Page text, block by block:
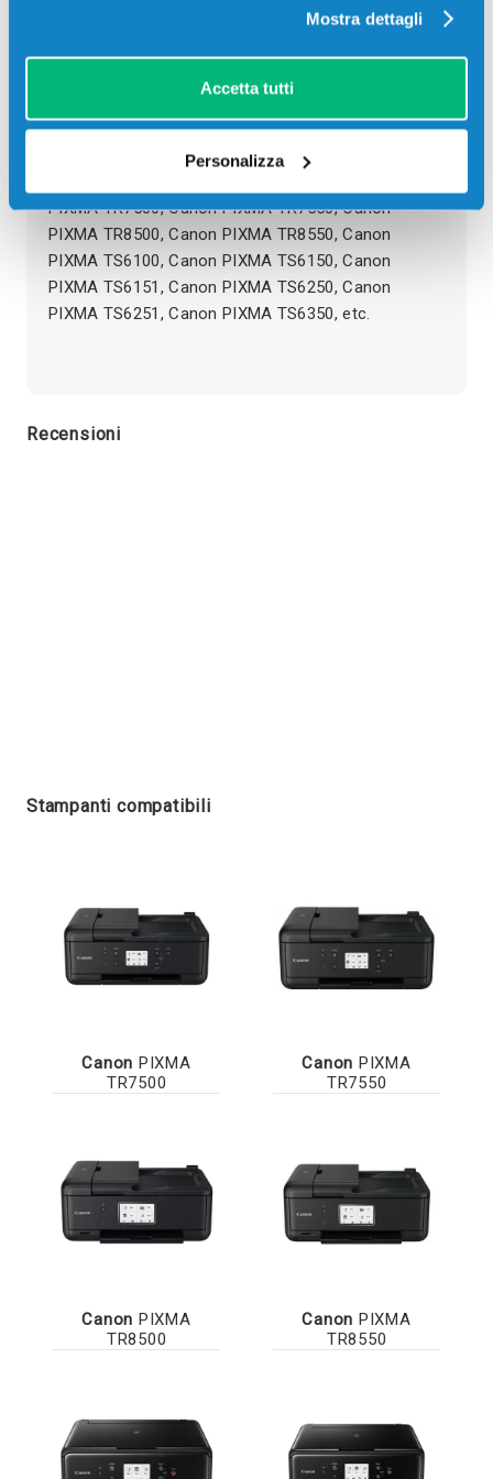
Mostra dettagli
Accetta tutti
Personalizza
Aggiungi al carrello
Cartuccia compatibile Canon CLI-581YXXL
PIXMA TR7500, Canon PIXMA TR7550, Canon
PIXMA TR8500, Canon PIXMA TR8550, Canon
PIXMA TS6100, Canon PIXMA TS6150, Canon
PIXMA TS6151, Canon PIXMA TS6250, Canon
PIXMA TS6251, Canon PIXMA TS6350, etc.
Recensioni
Stampanti compatibili
Canon PIXMA
TR7500
Canon PIXMA
TR7550
Canon PIXMA
TR8500
Canon PIXMA
TR8550